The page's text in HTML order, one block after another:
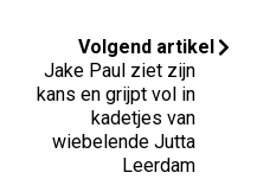
Volgend artikel
Jake Paul ziet zijn
kans en grijpt vol in
kadetjes van
wiebelende Jutta
Leerdam